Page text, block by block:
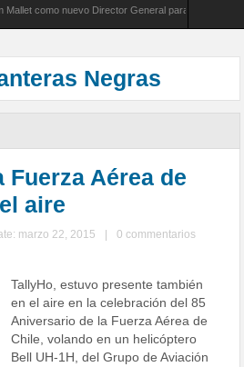
como nuevo Director General para América Latina
Negras
Fuerza Aérea de
aire
marzo 22, 2015
0 commentarios
TallyHo, estuvo presente también
en el aire en la celebración del 85
Aniversario de la Fuerza Aérea de
Chile, volando en un helicóptero
Bell UH-1H, del Grupo de Aviación